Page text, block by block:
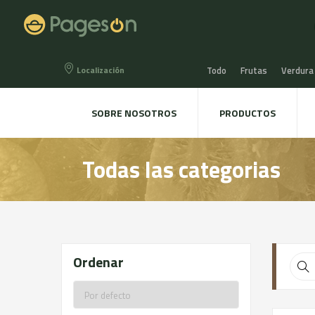
Localización Todo Frutas Verdura
Miel, Mermeladas y
Agua, Refrescos y Zumos
Directo a la mesa
SOBRE NOSOTROS PRODUCTOS
Todas las categorias
Ordenar